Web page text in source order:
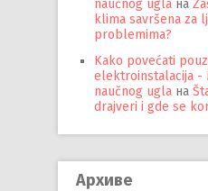
naučnog ugla на
klima savršena za
problemima?
Kako povećati
elektroinstalacija -
naučnog ugla на
drajveri i gde se
Архиве